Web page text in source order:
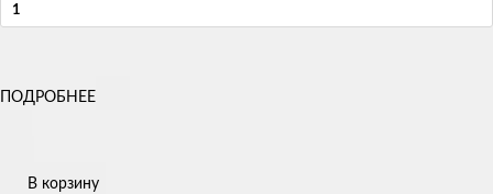
ПОДРОБНЕЕ
В корзину